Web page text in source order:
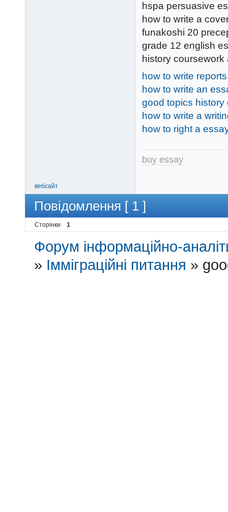
hspa persuasive
how to write a
funakoshi 20
grade 12 english
history
how to write reports
how to write an
good topics history
how to write a
how to right a
buy essay
вебсайт
Повідомлення [ 1 ]
Сторінки 1
Форум інформаційно-
» Імміграційні питання »